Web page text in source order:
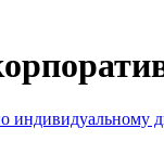
индивидуальному